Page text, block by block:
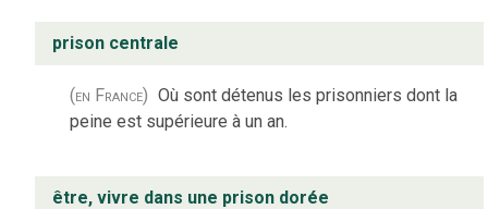
prison centrale
(en France) Où sont détenus les prisonniers dont la
peine est supérieure à un an.
être, vivre dans une prison dorée